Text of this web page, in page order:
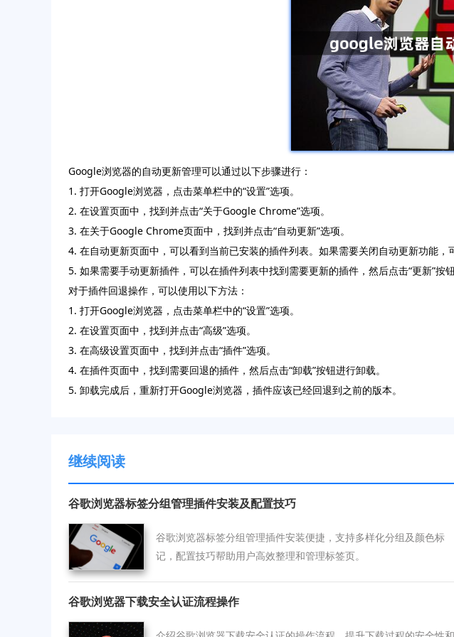
Google浏览器的自动更新管理可以通过以下步骤进行：
1. 打开Google浏览器，点击菜单栏中的“设置”选项。
2. 在设置页面中，找到并点击“关于Google Chrome”选项。
3. 在关于Google Chrome页面中，找到并点击“自动更新”选项。
4. 在自动更新页面中，可以看到当前已安装的插件列表。如果需要关闭自动更新功能，
5. 如果需要手动更新插件，可以在插件列表中找到需要更新的插件，然后点击“更新”按钮
对于插件回退操作，可以使用以下方法：
1. 打开Google浏览器，点击菜单栏中的“设置”选项。
2. 在设置页面中，找到并点击“高级”选项。
3. 在高级设置页面中，找到并点击“插件”选项。
4. 在插件页面中，找到需要回退的插件，然后点击“卸载”按钮进行卸载。
5. 卸载完成后，重新打开Google浏览器，插件应该已经回退到之前的版本。
继续阅读
谷歌浏览器标签分组管理插件安装及配置技巧
谷歌浏览器标签分组管理插件安装便捷，支持多样化分组及颜色标
记，配置技巧帮助用户高效整理和管理标签页。
谷歌浏览器下载安全认证流程操作